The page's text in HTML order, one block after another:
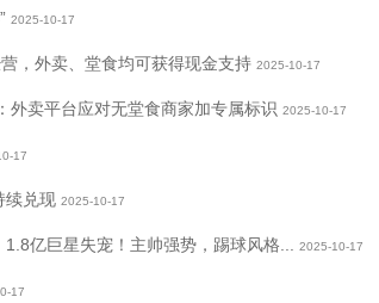
2025-10-17
，外卖、堂食均可获得现金支持 2025-10-17
外卖平台应对无堂食商家加专属标识 2025-10-17
17
续兑现 2025-10-17
亿巨星失宠！主帅强势，踢球风格... 2025-10-17
17